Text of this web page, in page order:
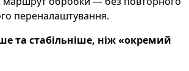
переналаштування.
та стабільніше, ніж «окремий